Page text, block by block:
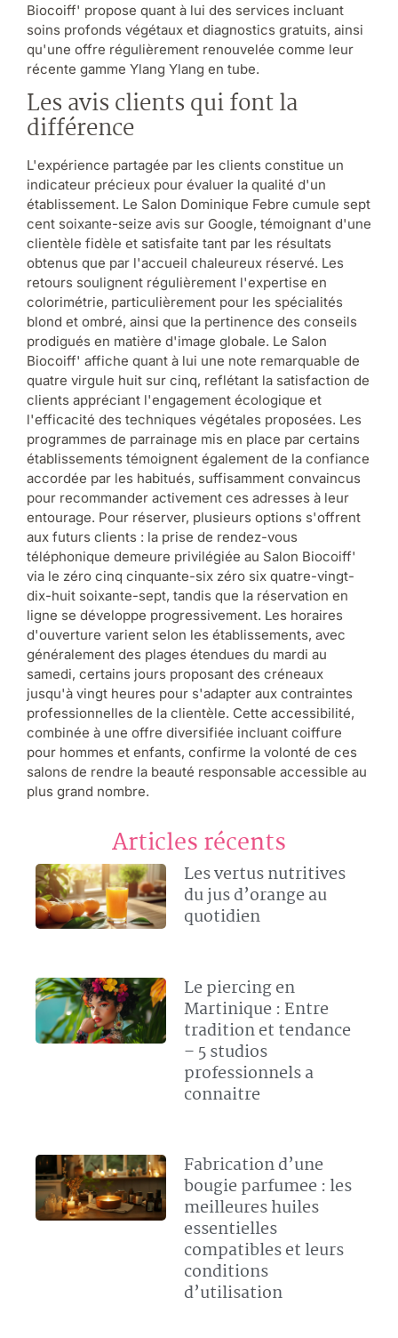
Biocoiff' propose quant à lui des services incluant
soins profonds végétaux et diagnostics gratuits, ainsi
qu'une offre régulièrement renouvelée comme leur
récente gamme Ylang Ylang en tube.
Les avis clients qui font la
différence
L'expérience partagée par les clients constitue un
indicateur précieux pour évaluer la qualité d'un
établissement. Le Salon Dominique Febre cumule sept
cent soixante-seize avis sur Google, témoignant d'une
clientèle fidèle et satisfaite tant par les résultats
obtenus que par l'accueil chaleureux réservé. Les
retours soulignent régulièrement l'expertise en
colorimétrie, particulièrement pour les spécialités
blond et ombré, ainsi que la pertinence des conseils
prodigués en matière d'image globale. Le Salon
Biocoiff' affiche quant à lui une note remarquable de
quatre virgule huit sur cinq, reflétant la satisfaction de
clients appréciant l'engagement écologique et
l'efficacité des techniques végétales proposées. Les
programmes de parrainage mis en place par certains
établissements témoignent également de la confiance
accordée par les habitués, suffisamment convaincus
pour recommander activement ces adresses à leur
entourage. Pour réserver, plusieurs options s'offrent
aux futurs clients : la prise de rendez-vous
téléphonique demeure privilégiée au Salon Biocoiff'
via le zéro cinq cinquante-six zéro six quatre-vingt-
dix-huit soixante-sept, tandis que la réservation en
ligne se développe progressivement. Les horaires
d'ouverture varient selon les établissements, avec
généralement des plages étendues du mardi au
samedi, certains jours proposant des créneaux
jusqu'à vingt heures pour s'adapter aux contraintes
professionnelles de la clientèle. Cette accessibilité,
combinée à une offre diversifiée incluant coiffure
pour hommes et enfants, confirme la volonté de ces
salons de rendre la beauté responsable accessible au
plus grand nombre.
Articles récents
Les vertus nutritives
du jus d’orange au
quotidien
Le piercing en
Martinique : Entre
tradition et tendance
– 5 studios
professionnels a
connaitre
Fabrication d’une
bougie parfumee : les
meilleures huiles
essentielles
compatibles et leurs
conditions
d’utilisation